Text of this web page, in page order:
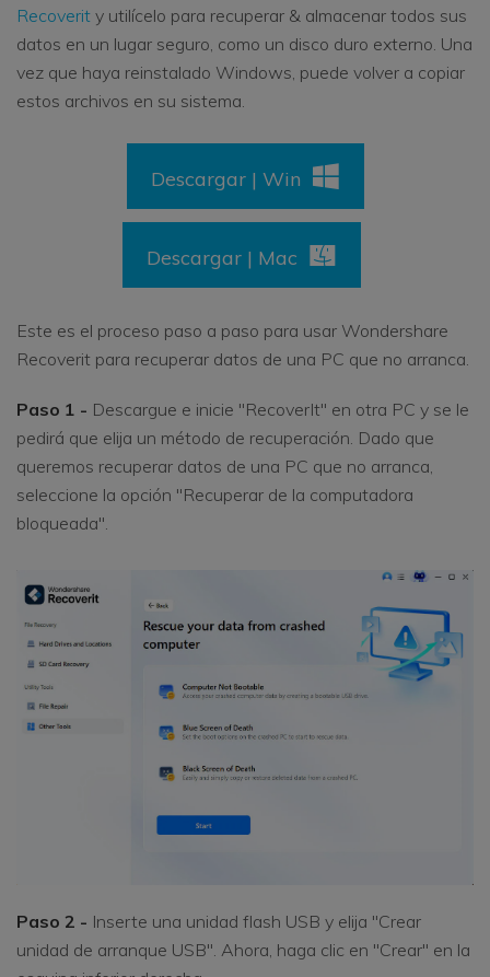
Recoverit y utilícelo para recuperar & almacenar todos sus
datos en un lugar seguro, como un disco duro externo. Una
vez que haya reinstalado Windows, puede volver a copiar
estos archivos en su sistema.
Descargar | Win
Descargar | Mac
Este es el proceso paso a paso para usar Wondershare
Recoverit para recuperar datos de una PC que no arranca.
Paso 1 - Descargue e inicie "RecoverIt" en otra PC y se le
pedirá que elija un método de recuperación. Dado que
queremos recuperar datos de una PC que no arranca,
seleccione la opción "Recuperar de la computadora
bloqueada".
Paso 2 - Inserte una unidad flash USB y elija "Crear
unidad de arranque USB". Ahora, haga clic en "Crear" en la